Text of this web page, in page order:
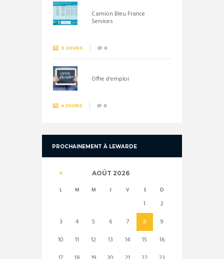
Camion Bleu France
Services
3 JOURS 0
Offre d'emploi
4 JOURS 0
PROCHAINEMENT À LEWARDE
AOÛT 2026
L M M J V S D
1
2
3
4 5 6 7 8
9
10
11 12 13 14 15
16